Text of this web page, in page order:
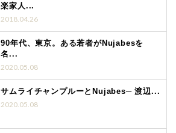
楽家人...
2018.04.26
90年代、東京。ある若者がNujabesを
名...
2020.05.08
サムライチャンプルーとNujabes─ 渡辺...
2020.05.08